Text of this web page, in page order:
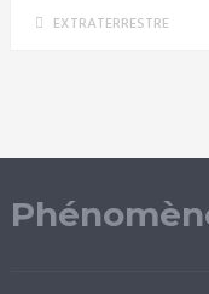
EXTRATERRESTRE